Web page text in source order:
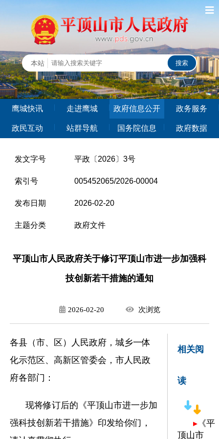
鹰城快讯 走进鹰城 政府信息公开 政务服务
政民互动 站群导航 国务院信息 政府数据
发文字号 平政〔2026〕3号
索引号 005452065/2026-00004
发布日期 2026-02-20
主题分类 政府文件
平顶山市人民政府关于修订平顶山市进一步加强科
技创新若干措施的通知
2026-02-20 次浏览
各县（市、区）人民政府，城乡一体
化示范区、高新区管委会，市人民政
府各部门：
现将修订后的《平顶山市进一步加
强科技创新若干措施》印发给你们，
相关阅
读
▸ 《平
顶山市